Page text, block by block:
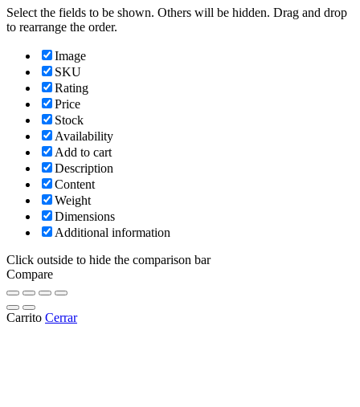
Select the fields to be shown. Others will be hidden. Drag and drop
to rearrange the order.
Image
SKU
Rating
Price
Stock
Availability
Add to cart
Description
Content
Weight
Dimensions
Additional information
Click outside to hide the comparison bar
Compare
Carrito Cerrar